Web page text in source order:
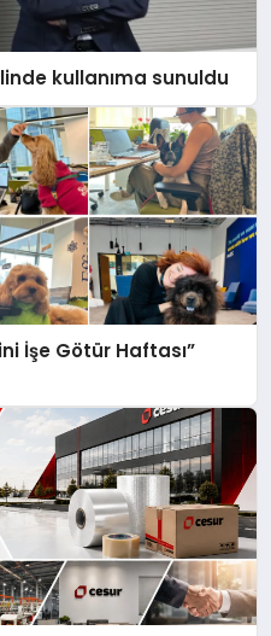
kullanıma sunuldu
İşe Götür Haftası”